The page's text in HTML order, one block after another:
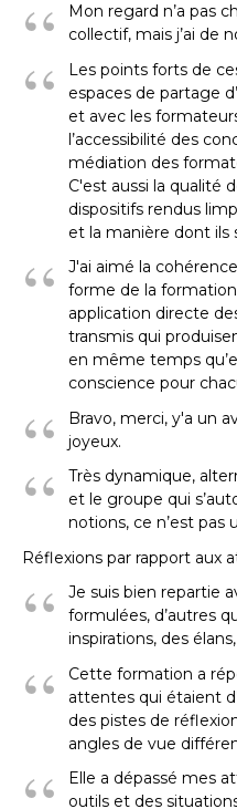
Mon regard n’a pas
collectif, mais j’ai de
Les points forts de
espaces de partage
et avec les
l’accessibilité des
médiation des
C'est aussi la qualité
dispositifs rendus
et la manière dont ils
J'ai aimé la
forme de la
application directe
transmis qui
en même temps
conscience pour
Bravo, merci, y'a un
joyeux.
Très dynamique,
et le groupe qui
notions, ce n’est
Réflexions par rapport aux
Je suis bien repartie
formulées, d’autres
inspirations, des
Cette formation a
attentes qui étaient
des pistes de
angles de vue
Elle a dépassé mes
outils et des